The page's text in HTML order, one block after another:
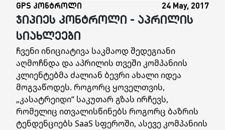
GPS კონტროლი 24 May, 2017
ჯიპიეს კონტროლი - აპრილის
სიახლეები
ჩვენი ინიციატივა საკმაოდ შედეგიანი
აღმოჩნდა და აპრილის თვეში კომპანიის
კლიენტებმა ძალიან ბევრი ახალი იდეა
მოგვაწოდეს. როგორც ყოველთვის,
„კასატრეიდი“ საკუთარ გზას ირჩევს,
რომელიც ითვალისწინებს როგორც ბაზრის
ტენდენციებს SaaS სფეროში, ასევე კომპანიის